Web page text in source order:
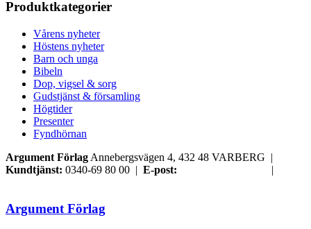
Produktkategorier
Vårens nyheter
Höstens nyheter
Barn och unga
Bibeln
Dop, vigsel & sorg
Gudstjänst & församling
Högtider
Presenter
Fyndhörnan
Argument Förlag Annebergsvägen 4, 432 48 VARBERG |
Kundtjänst: 0340-69 80 00 | E-post:
|
Argument Förlag